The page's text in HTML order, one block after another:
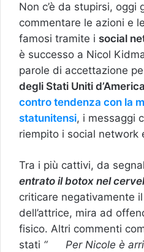
Non c’è da stupirsi, oggi
commentare le azioni e
famosi tramite i social
è successo a Nicol
parole di accettazione
degli Stati Uniti
contro tendenza con la
statunitensi, i messaggi
riempito i social network
Tra i più cattivi, da
entrato il botox nel
criticare negativamente
dell’attrice, mira ad
fisico. Altri commenti
stati “
Per Nicole è